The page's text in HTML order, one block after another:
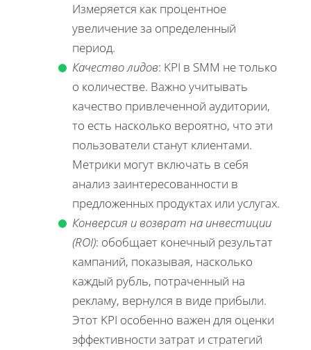
Измеряется как процентное
увеличение за определенный
период.
Качество лидов: KPI в SMM не только
о количестве. Важно учитывать
качество привлеченной аудитории,
то есть насколько вероятно, что эти
пользователи станут клиентами.
Метрики могут включать в себя
анализ заинтересованности в
предложенных продуктах или услугах.
Конверсия и возврат на инвестиции
(ROI): обобщает конечный результат
кампаний, показывая, насколько
каждый рубль, потраченный на
рекламу, вернулся в виде прибыли.
Этот KPI особенно важен для оценки
эффективности затрат и стратегий